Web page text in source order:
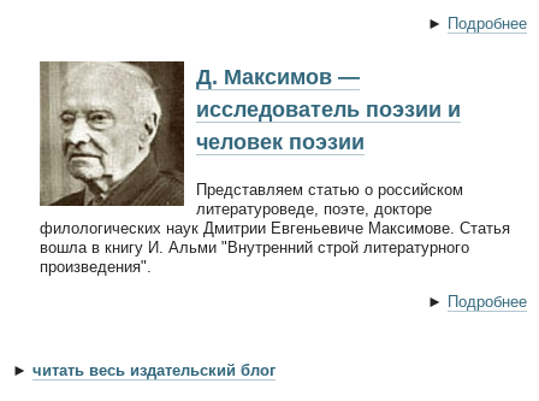
► Подробнее
Д. Максимов —
исследователь поэзии и
человек поэзии
Представляем статью о российском
литературоведе, поэте, докторе
филологических наук Дмитрии Евгеньевиче Максимове. Статья
вошла в книгу И. Альми "Внутренний строй литературного
произведения".
► Подробнее
► читать весь издательский блог